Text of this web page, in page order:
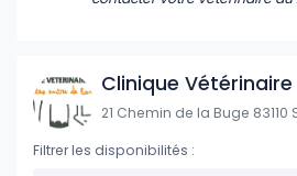
Clinique
21 Chemin de la Buge 83110
Filtrer les disponibilités :